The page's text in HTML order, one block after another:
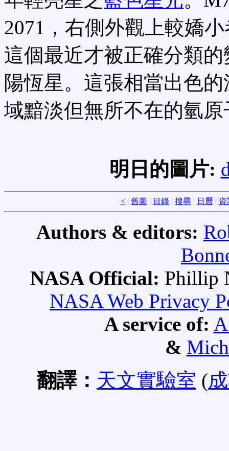
2071，右側外觀上較嬌
這個最近才被正確分類
陽恆星。這張相當出色
域黯淡但無所不在的氫
明日的圖片:
<| 舊圖 | 目錄| 搜尋| 日曆 | 資
Authors & editors:
NASA Official: Phillip
NASA Web Privacy
A service of:
&
翻譯： 天文實驗室 (